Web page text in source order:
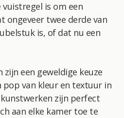
is om een
ongeveer twee derde van
is, of dat nu een
een geweldige keuze
pop van kleur en textuur in
zijn perfect
aan elke kamer toe te